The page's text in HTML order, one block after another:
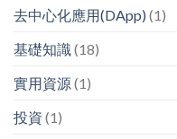
去中心化應用(DApp) (1)
基礎知識 (18)
實用資源(1)
投資 (1)